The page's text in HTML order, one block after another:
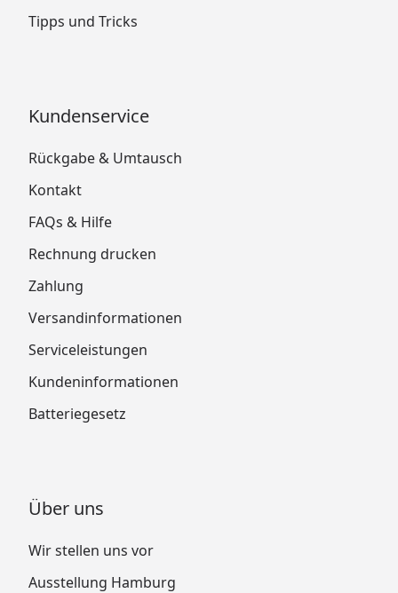
Tipps und Tricks
Kundenservice
Rückgabe & Umtausch
Kontakt
FAQs & Hilfe
Rechnung drucken
Zahlung
Versandinformationen
Serviceleistungen
Kundeninformationen
Batteriegesetz
Über uns
Wir stellen uns vor
Ausstellung Hamburg